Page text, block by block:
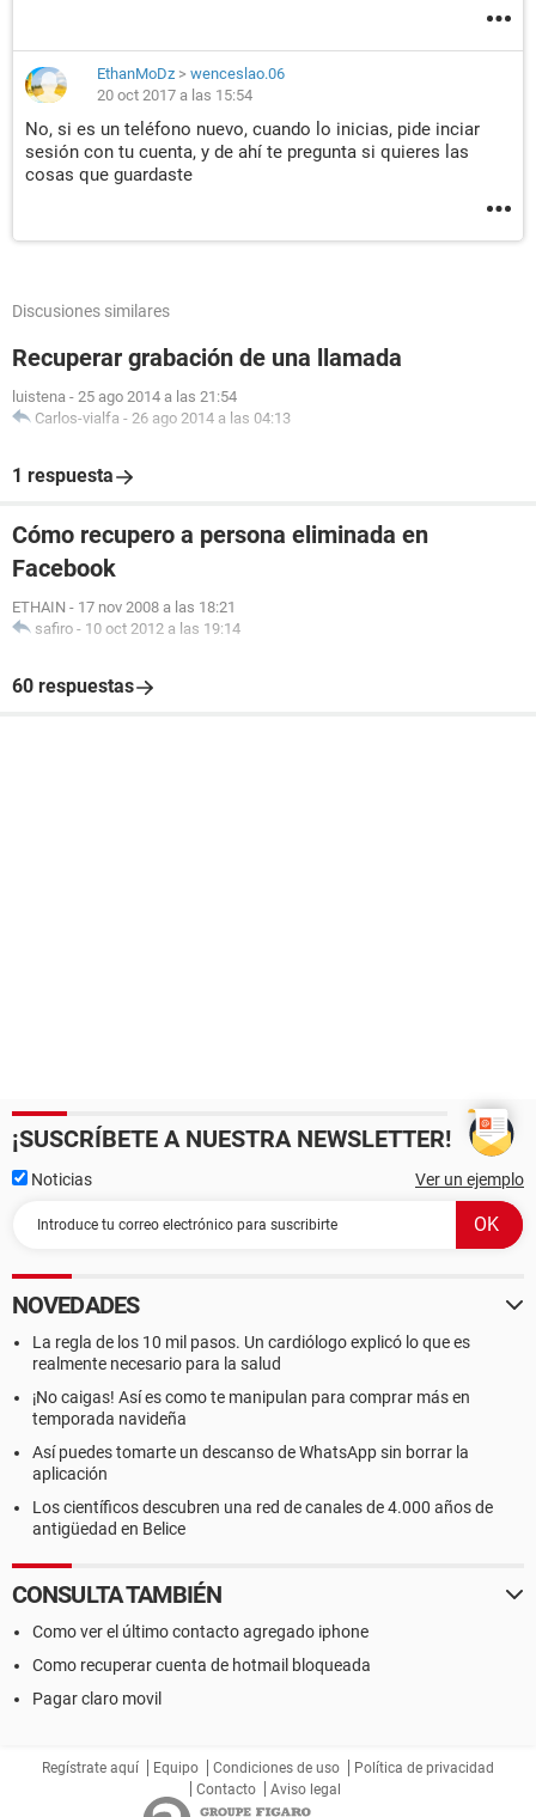
EthanMoDz > wenceslao.06
20 oct 2017 a las 15:54
No, si es un teléfono nuevo, cuando lo inicias, pide inciar
sesión con tu cuenta, y de ahí te pregunta si quieres las
cosas que guardaste
Discusiones similares
Recuperar grabación de una llamada
luistena - 25 ago 2014 a las 21:54
Carlos-vialfa - 26 ago 2014 a las 04:13
1 respuesta
Cómo recupero a persona eliminada en
Facebook
ETHAIN - 17 nov 2008 a las 18:21
safiro - 10 oct 2012 a las 19:14
60 respuestas
¡SUSCRÍBETE A NUESTRA NEWSLETTER!
Noticias Ver un ejemplo
NOVEDADES
La regla de los 10 mil pasos. Un cardiólogo explicó lo que es
realmente necesario para la salud
¡No caigas! Así es como te manipulan para comprar más en
temporada navideña
Así puedes tomarte un descanso de WhatsApp sin borrar la
aplicación
Los científicos descubren una red de canales de 4.000 años de
antigüedad en Belice
CONSULTA TAMBIÉN
Como ver el último contacto agregado iphone
Como recuperar cuenta de hotmail bloqueada
Pagar claro movil
Regístrate aquí Equipo Condiciones de uso
Política de privacidad
Contacto
Aviso legal